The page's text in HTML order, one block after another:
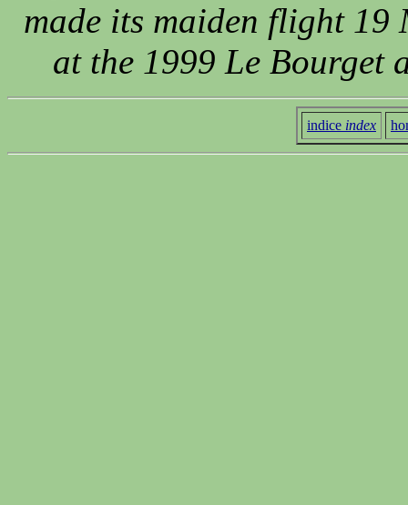
made its maiden flight 19
at the 1999 Le Bourget
indice index